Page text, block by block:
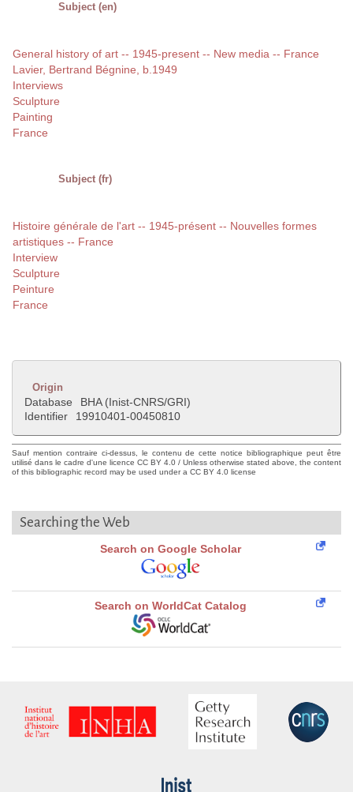
Subject (en)
General history of art -- 1945-present -- New media -- France
Lavier, Bertrand Bégnine, b.1949
Interviews
Sculpture
Painting
France
Subject (fr)
Histoire générale de l'art -- 1945-présent -- Nouvelles formes
artistiques -- France
Interview
Sculpture
Peinture
France
Origin
Database
BHA (Inist-CNRS/GRI)
Identifier
19910401-00450810
Sauf mention contraire ci-dessus, le contenu de cette notice bibliographique peut être
utilisé dans le cadre d'une licence CC BY 4.0 / Unless otherwise stated above, the content
of this bibliographic record may be used under a CC BY 4.0 license
Searching the Web
Search on Google Scholar
Search on WorldCat Catalog